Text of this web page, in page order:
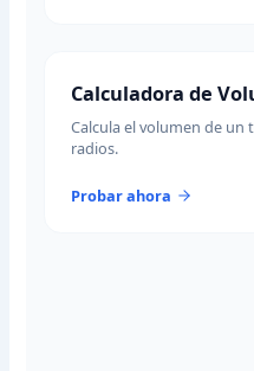
Calculadora de
Calcula el volumen de
radios.
Probar ahora